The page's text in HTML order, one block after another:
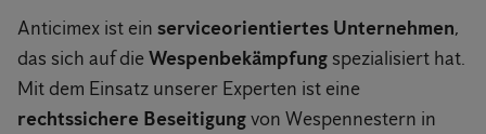
Anticimex ist ein serviceorientiertes Unternehmen,
das sich auf dieWespenbekämpfung spezialisiert hat.
Mit dem Einsatz unserer Experten ist eine
rechtssichere Beseitigungvon Wespennestern in